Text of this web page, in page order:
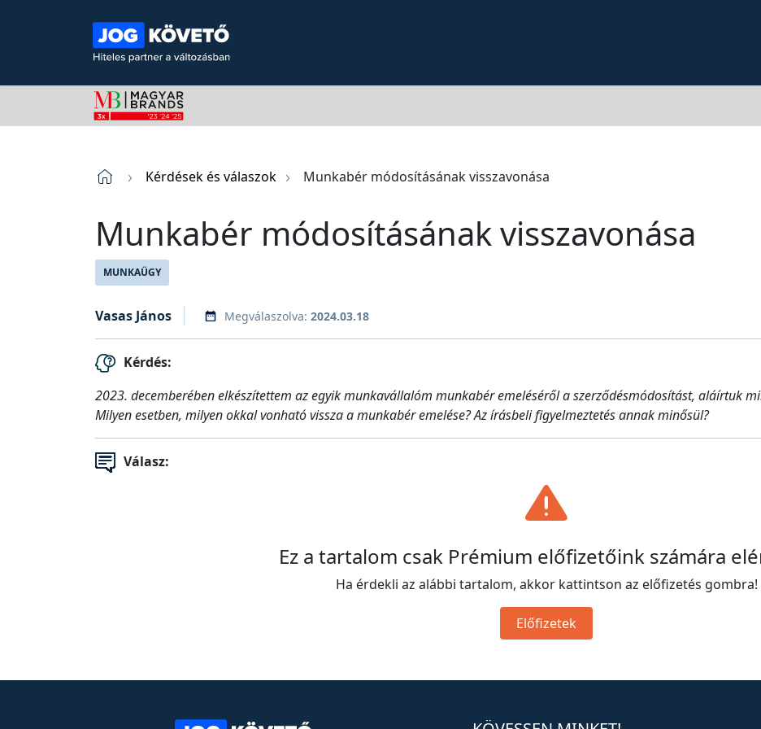
Kérdések és válaszok Munkabér módosításának visszavonása
Munkabér módosításának visszavonása
MUNKAÜGY
Vasas János Megválaszolva: 2024.03.18
Kérdés:
2023. decemberében elkészítettem az egyik munkavállalóm munkabér emeléséről a szerződésmódosítást, aláírtuk
Milyen esetben, milyen okkal vonható vissza a munkabér emelése? Az írásbeli figyelmeztetés annak minősül?
Válasz:
Ez a tartalom csak Prémium előfizetőink számára
Ha érdekli az alábbi tartalom, akkor kattintson az előfizetés gombra!
Előfizetek